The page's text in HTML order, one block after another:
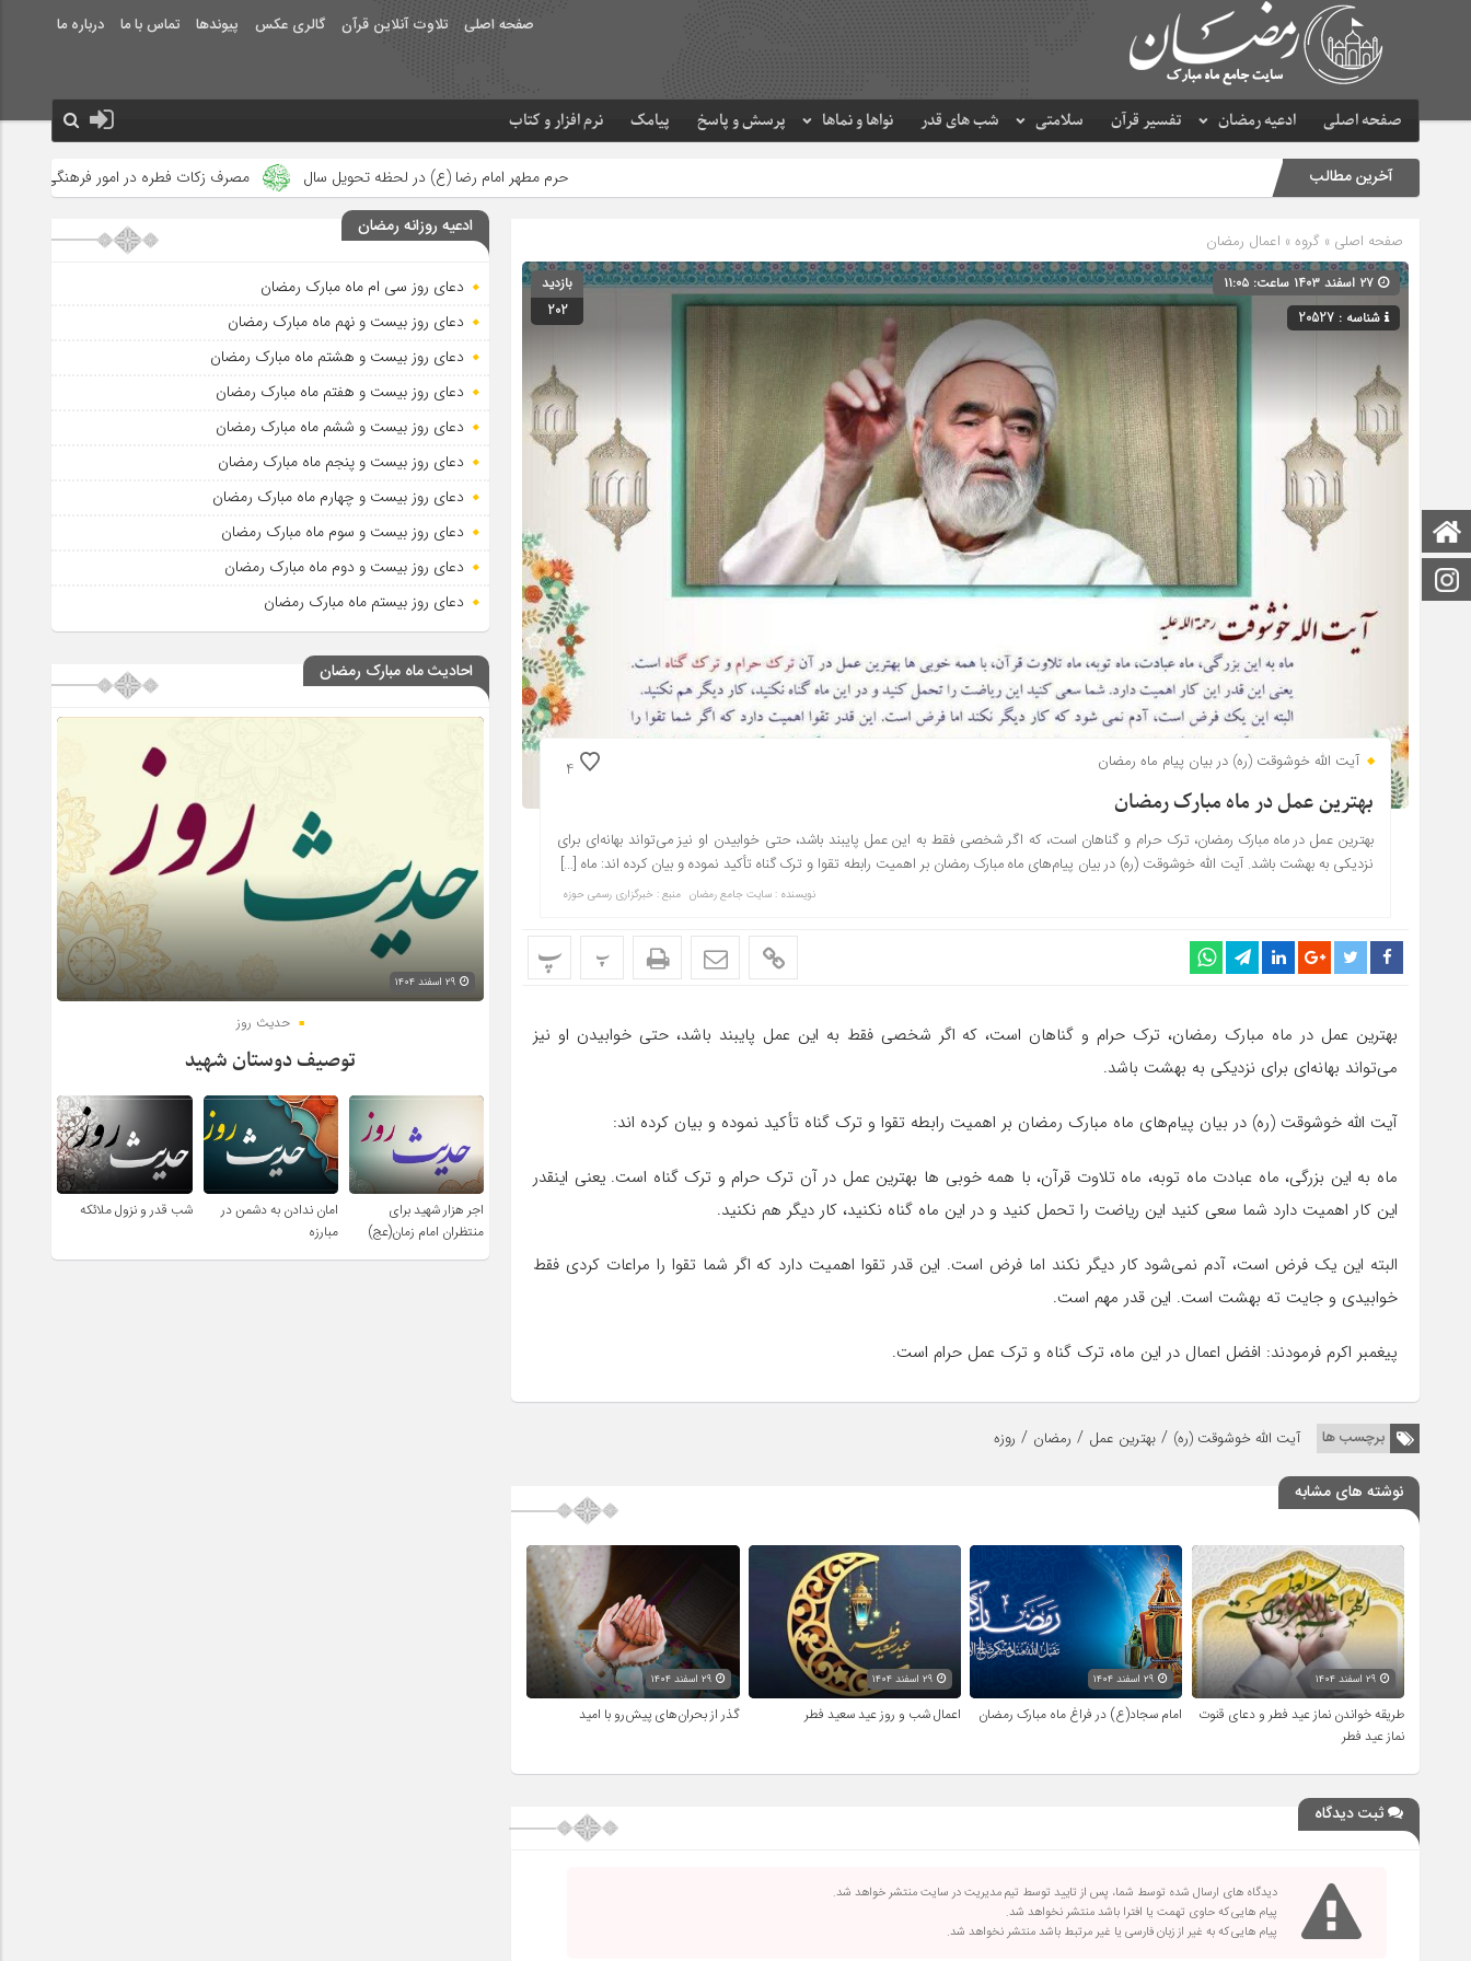
صفحه اصلی تلاوت آنلاین قرآن گالری عکس پیوندها تماس با ما درباره ما
صفحه اصلی ادعیه رمضان تفسیر قرآن سلامتی شب های قدر نواها و نماها پرسش و پاسخ پیامک نرم افزار و کتاب
آخرین مطالب حرم مطهر امام رضا (ع) در لحظه تحویل سال مصرف زکات فطره در امور فرهنگی جلوه‌های بزرگ نصرت
صفحه اصلی » گروه » اعمال رمضان
شناسه : 20527
بازدید
202
4 آیت الله خوشوقت (ره) در بیان پیام‌ ماه رمضان
بهترین عمل در ماه مبارک رمضان
بهترین عمل در ماه مبارک رمضان، ترک حرام و گناهان است، که اگر شخصی فقط به این عمل پایبند باشد، حتی خوابیدن او نیز می‌تواند بهانه‌ای برای
نزدیکی به بهشت باشد. آیت الله خوشوقت (ره) در بیان پیام‌های ماه مبارک رمضان بر اهمیت رابطه تقوا و ترک گناه تأکید نموده و بیان کرده اند: ماه […]
نویسنده : سایت جامع رمضان منبع : خبرگزاری رسمی حوزه
پ پ
بهترین عمل در ماه مبارک رمضان، ترک حرام و گناهان است، که اگر شخصی فقط به این عمل پایبند باشد، حتی خوابیدن او نیز
می‌تواند بهانه‌ای برای نزدیکی به بهشت باشد.
آیت الله خوشوقت (ره) در بیان پیام‌های ماه مبارک رمضان بر اهمیت رابطه تقوا و ترک گناه تأکید نموده و بیان کرده اند:
ماه به این بزرگی، ماه عبادت ماه توبه، ماه تلاوت قرآن، با همه خوبی ها بهترین عمل در آن ترک حرام و ترک گناه است. یعنی اینقدر
این کار اهمیت دارد شما سعی کنید این ریاضت را تحمل کنید و در این ماه گناه نکنید، کار دیگر هم نکنید.
البته این یک فرض است، آدم نمی‌شود کار دیگر نکند اما فرض است. این قدر تقوا اهمیت دارد که اگر شما تقوا را مراعات کردی فقط
خوابیدی و جایت ته بهشت است. این قدر مهم است.
پیغمبر اکرم فرمودند: افضل اعمال در این ماه، ترک گناه و ترک عمل حرام است.
برچسب ها آیت الله خوشوقت (ره) / بهترین عمل / رمضان / روزه
نوشته های مشابه
طریقه خواندن نماز عید فطر و دعای قنوت
نماز عید فطر
۲۹ اسفند ۱۴۰۴
امام سجاد(ع) در فراغ ماه مبارک رمضان اعمال شب و روز عید سعید فطر گذر از بحران‌های پیش‌رو با امید
ثبت دیدگاه
دیدگاه های ارسال شده توسط شما، پس از تایید توسط تیم مدیریت در سایت منتشر خواهد شد.
پیام هایی که حاوی تهمت یا افترا باشد منتشر نخواهد شد.
پیام هایی که به غیر از زبان فارسی یا غیر مرتبط باشد منتشر نخواهد شد.
ادعیه روزانه رمضان
دعای روز سی ام ماه مبارک رمضان
دعای روز بیست و نهم ماه مبارک رمضان
دعای روز بیست و هشتم ماه مبارک رمضان
دعای روز بیست و هفتم ماه مبارک رمضان
دعای روز بیست و ششم ماه مبارک رمضان
دعای روز بیست و پنجم ماه مبارک رمضان
دعای روز بیست و چهارم ماه مبارک رمضان
دعای روز بیست و سوم ماه مبارک رمضان
دعای روز بیست و دوم ماه مبارک رمضان
دعای روز بیستم ماه مبارک رمضان
احادیث ماه مبارک رمضان
حدیث روز
توصیف دوستان شهید
اجر هزار شهید برای
منتظران امام زمان(عج)
امان ندادن به دشمن در
مبارزه
شب قدر و نزول ملائکه